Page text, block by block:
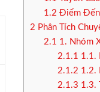
1.2 Điểm Đến
2 Phân Tích
2.1 1. Nhóm
2.1.1 1.1.
2.1.2 1.2.
2.1.3 1.3.